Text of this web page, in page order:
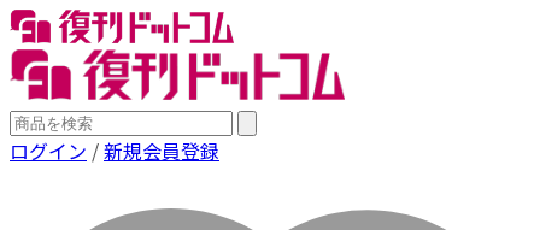
ログイン /新規会員登録